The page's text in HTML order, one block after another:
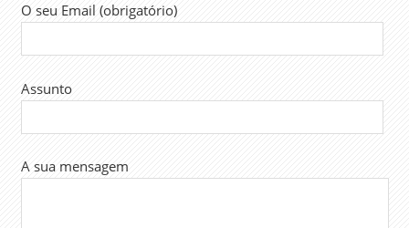
O seu Email (obrigatório)
Assunto
A sua mensagem